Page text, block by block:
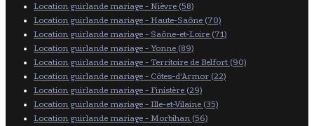
Location guirlande mariage - Nièvre (58)
Location guirlande mariage - Haute-Saône (70)
Location guirlande mariage - Saône-et-Loire (71)
Location guirlande mariage - Yonne (89)
Location guirlande mariage - Territoire de Belfort (90)
Location guirlande mariage - Côtes-d'Armor (22)
Location guirlande mariage - Finistère (29)
Location guirlande mariage - Ille-et-Vilaine (35)
Location guirlande mariage - Morbihan (56)